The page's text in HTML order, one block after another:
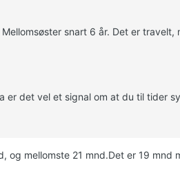
snart 6 år. Det er
er det vel et signal om at du til tider
mellomste 21 mnd.Det er 19 mnd